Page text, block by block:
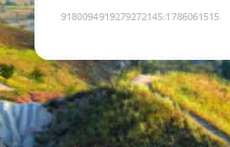
9180094919279272145:1786061515